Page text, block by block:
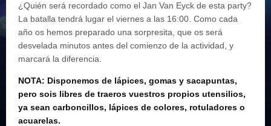
¿Quién será recordado como el Jan Van Eyck de esta party?
La batalla tendrá lugar el viernes a las 16:00. Como cada
año os hemos preparado una sorpresita, que os será
desvelada minutos antes del comienzo de la actividad, y
marcará la diferencia.
NOTA: Disponemos de lápices, gomas y sacapuntas,
pero sois libres de traeros vuestros propios utensilios,
ya sean carboncillos, lápices de colores, rotuladores o
acuarelas.